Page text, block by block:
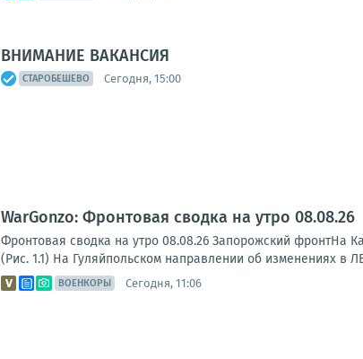
ВНИМАНИЕ ВАКАНСИЯ
СТАРОБЕШЕВО Сегодня, 15:00
WarGonzo: Фронтовая сводка на утро 08.08.26
Фронтовая сводка на утро 08.08.26 Запорожский
(Рис. 1.1) На Гуляйпольском направлении об изменениях в
ВОЕНКОРЫ Сегодня, 11:06